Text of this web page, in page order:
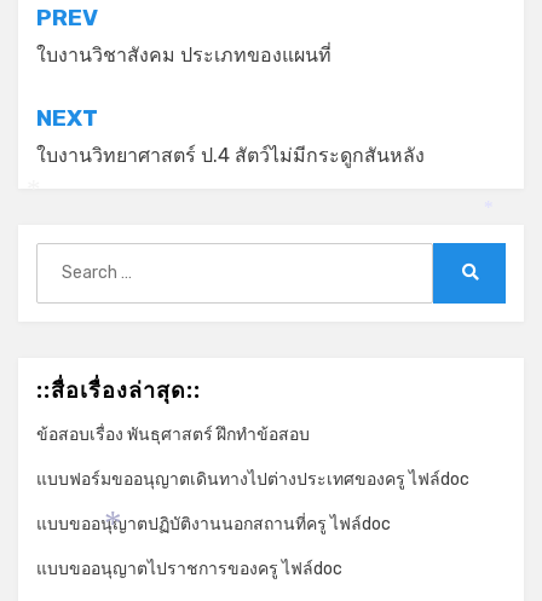
แนะแนว
เรื่อง
PREV
ใบงานวิชาสังคม ประเภทของแผนที่
NEXT
ใบงานวิทยาศาสตร์ ป.4 สัตว์ไม่มีกระดูกสันหลัง
for:
::สื่อเรื่องล่าสุด::
ข้อสอบเรื่อง พันธุศาสตร์ ฝึกทำข้อสอบ
แบบฟอร์มขออนุญาตเดินทางไปต่างประเทศของครู ไฟล์doc
แบบขออนุญาตปฏิบัติงานนอกสถานที่ครู ไฟล์doc
แบบขออนุญาตไปราชการของครู ไฟล์doc
*